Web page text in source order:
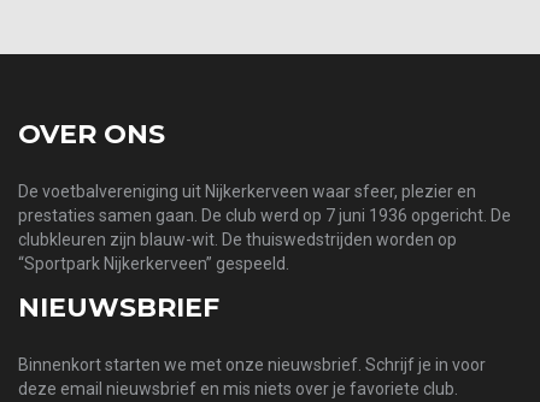
OVER ONS
De voetbalvereniging uit Nijkerkerveen waar sfeer, plezier en
prestaties samen gaan. De club werd op 7 juni 1936 opgericht. De
clubkleuren zijn blauw-wit. De thuiswedstrijden worden op
“Sportpark Nijkerkerveen” gespeeld.
NIEUWSBRIEF
Binnenkort starten we met onze nieuwsbrief. Schrijf je in voor
deze email nieuwsbrief en mis niets over je favoriete club.